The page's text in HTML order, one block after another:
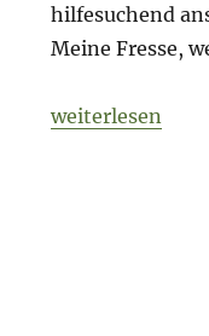
hilfesuchend
Meine Fresse,
„Fog of War –
weiterlesen